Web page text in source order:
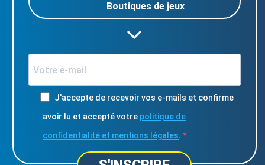
Boutiques de jeux
J'accepte de recevoir vos e-mails et confirme
avoir lu et accepté votre politique de
confidentialité et mentions légales.